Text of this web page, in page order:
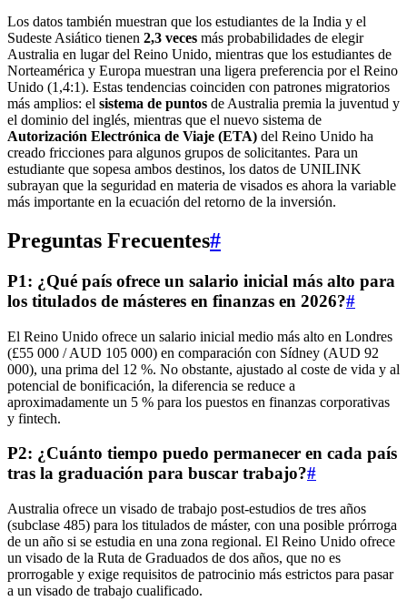
Los datos también muestran que los estudiantes de la India y el
Sudeste Asiático tienen 2,3 veces más probabilidades de elegir
Australia en lugar del Reino Unido, mientras que los estudiantes de
Norteamérica y Europa muestran una ligera preferencia por el Reino
Unido (1,4:1). Estas tendencias coinciden con patrones migratorios
más amplios: el sistema de puntos de Australia premia la juventud y
el dominio del inglés, mientras que el nuevo sistema de
Autorización Electrónica de Viaje (ETA) del Reino Unido ha
creado fricciones para algunos grupos de solicitantes. Para un
estudiante que sopesa ambos destinos, los datos de UNILINK
subrayan que la seguridad en materia de visados es ahora la variable
más importante en la ecuación del retorno de la inversión.
Preguntas Frecuentes#
P1: ¿Qué país ofrece un salario inicial más alto para
los titulados de másteres en finanzas en 2026?#
El Reino Unido ofrece un salario inicial medio más alto en Londres
(£55 000 / AUD 105 000) en comparación con Sídney (AUD 92
000), una prima del 12 %. No obstante, ajustado al coste de vida y al
potencial de bonificación, la diferencia se reduce a
aproximadamente un 5 % para los puestos en finanzas corporativas
y fintech.
P2: ¿Cuánto tiempo puedo permanecer en cada país
tras la graduación para buscar trabajo?#
Australia ofrece un visado de trabajo post-estudios de tres años
(subclase 485) para los titulados de máster, con una posible prórroga
de un año si se estudia en una zona regional. El Reino Unido ofrece
un visado de la Ruta de Graduados de dos años, que no es
prorrogable y exige requisitos de patrocinio más estrictos para pasar
a un visado de trabajo cualificado.